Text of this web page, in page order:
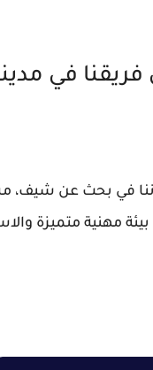
في
في بحث عن شيف،
مهنية متميزة